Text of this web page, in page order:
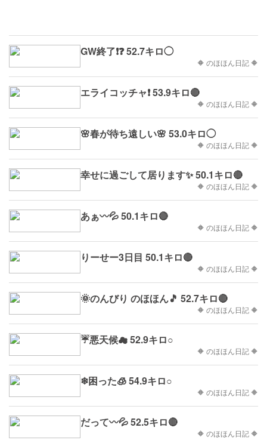
GW終了❗❓ 52.7キロ◯
🔶 のほほん日記 🔶
エライコッチャ❗ 53.9キロ🔴
🔶 のほほん日記 🔶
🌸春が待ち遠しい🌸 53.0キロ◯
🔶 のほほん日記 🔶
幸せに過ごして居ります✨ 50.1キロ🔴
🔶 のほほん日記 🔶
あぁ〰💦 50.1キロ🔴
🔶 のほほん日記 🔶
りーせー3日目 50.1キロ🔴
🔶 のほほん日記 🔶
🌞のんびり のほほん🎵 52.7キロ🔴
🔶 のほほん日記 🔶
☔悪天候☁ 52.9キロ○
🔶 のほほん日記 🔶
❄困った🧊 54.9キロ○
🔶 のほほん日記 🔶
だって〰💦 52.5キロ🔴
🔶 のほほん日記 🔶